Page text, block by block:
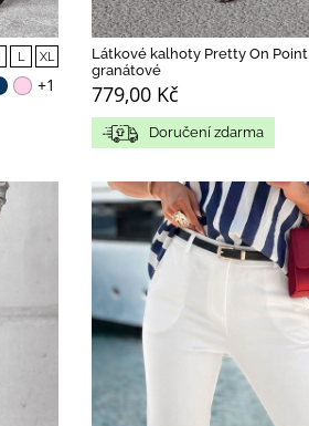
L XL
+1
Látkové kalhoty Pretty On Point
granátové
779,00 Kč
Doručení zdarma